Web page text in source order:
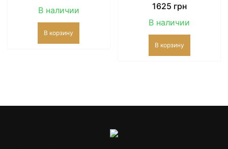
В наличии
В корзину
1625 грн
В наличии
В корзину